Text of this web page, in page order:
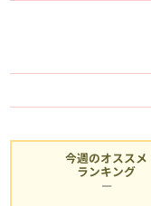
今週のオススメ
ランキング